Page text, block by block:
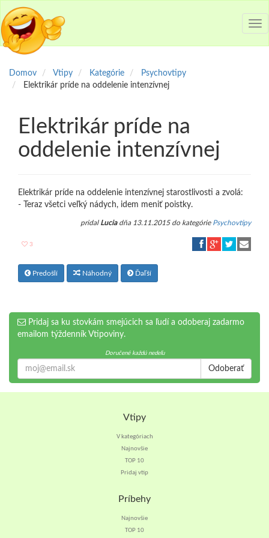
Domov Vtipy Kategórie
Psychovtipy
Elektrikár príde na oddelenie intenzívnej
Elektrikár príde na
oddelenie intenzívnej
Elektrikár príde na oddelenie intenzívnej starostlivosti a zvolá:
- Teraz všetci veľký nádych, idem meniť poistky.
pridal Luciadňa 13.11.2015 do kategórie Psychovtipy
3
Predošlí Náhodný Ďaľší
Pridaj sa ku stovkám smejúcich sa ľudí a odoberaj zadarmo
emailom týždenník Vtipoviny.
Doručené každú nedeľu
Odoberať
Vtipy
V kategóriach
Najnovšie
TOP 10
Pridaj vtip
Príbehy
Najnovšie
TOP 10